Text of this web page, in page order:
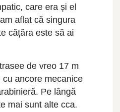
care era și el
aflat că singura
cățăra este să ai
de vreo 17 m
ancore mecanice
Pe lângă
mai sunt alte cca.